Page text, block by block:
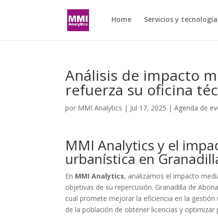
Home Servicios y
Análisis de impacto
refuerza su oficina
por MMI Analytics | Jul 17, 2025 |Agenda de
MMI Analytics y el
urbanística en
En MMI Analytics, analizamos el impacto
objetivas de su repercusión. Granadilla de
cual promete mejorar la eficiencia en la
de la población de obtener licencias y